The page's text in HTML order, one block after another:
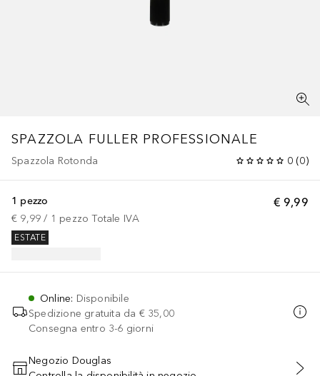
SPAZZOLA FULLER PROFESSIONALE
Spazzola Rotonda 0 (0)
€ 9,99
1 pezzo
€ 9,99 / 1 pezzo Totale IVA
ESTATE
Online: Disponibile
Spedizione gratuita da € 35,00
Consegna entro 3-6 giorni
Negozio Douglas